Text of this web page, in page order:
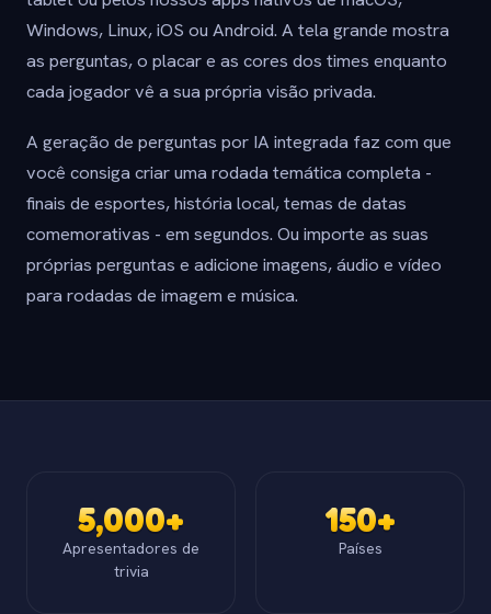
Windows, Linux, iOS ou Android. A tela grande mostra
as perguntas, o placar e as cores dos times enquanto
cada jogador vê a sua própria visão privada.
A geração de perguntas por IA integrada faz com que
você consiga criar uma rodada temática completa -
finais de esportes, história local, temas de datas
comemorativas - em segundos. Ou importe as suas
próprias perguntas e adicione imagens, áudio e vídeo
para rodadas de imagem e música.
5,000+
Apresentadores de
trivia
150+
Países